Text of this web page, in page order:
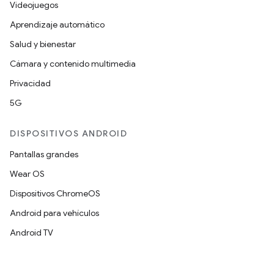
Videojuegos
Aprendizaje automático
Salud y bienestar
Cámara y contenido multimedia
Privacidad
5G
DISPOSITIVOS ANDROID
Pantallas grandes
Wear OS
Dispositivos ChromeOS
Android para vehículos
Android TV